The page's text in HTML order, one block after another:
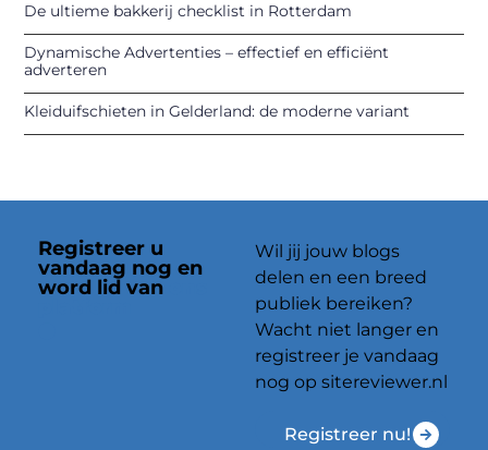
De ultieme bakkerij checklist in Rotterdam
Dynamische Advertenties – effectief en efficiënt
adverteren
Kleiduifschieten in Gelderland: de moderne variant
Registreer u
vandaag nog en
word lid van
Wil jij jouw blogs
delen en een breed
publiek bereiken?
Wacht niet langer en
registreer je vandaag
nog op sitereviewer.nl
Registreer nu!